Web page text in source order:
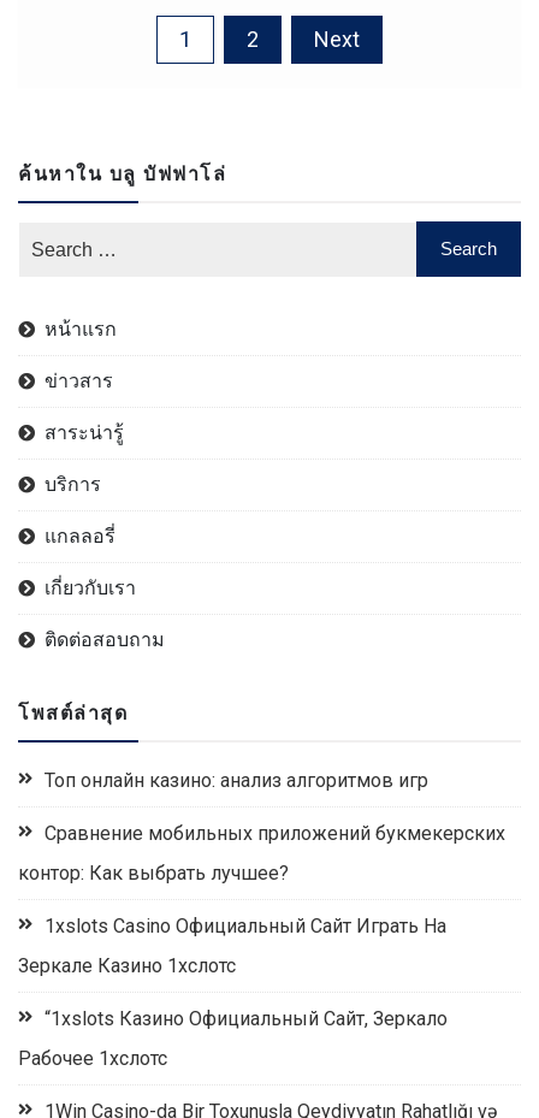
1 2 Next
ค้นหาใน บลู บัฟฟาโล่
หน้าแรก
ข่าวสาร
สาระน่ารู้
บริการ
แกลลอรี่
เกี่ยวกับเรา
ติดต่อสอบถาม
โพสต์ล่าสุด
Топ онлайн казино: анализ алгоритмов игр
Сравнение мобильных приложений букмекерских
контор: Как выбрать лучшее?
1xslots Casino Официальный Сайт Играть На
Зеркале Казино 1хслотс
“1xslots Казино Официальный Сайт, Зеркало
Рабочее 1хслотс
1Win Casino-da Bir Toxunuşla Qeydiyyatın Rahatlığı və